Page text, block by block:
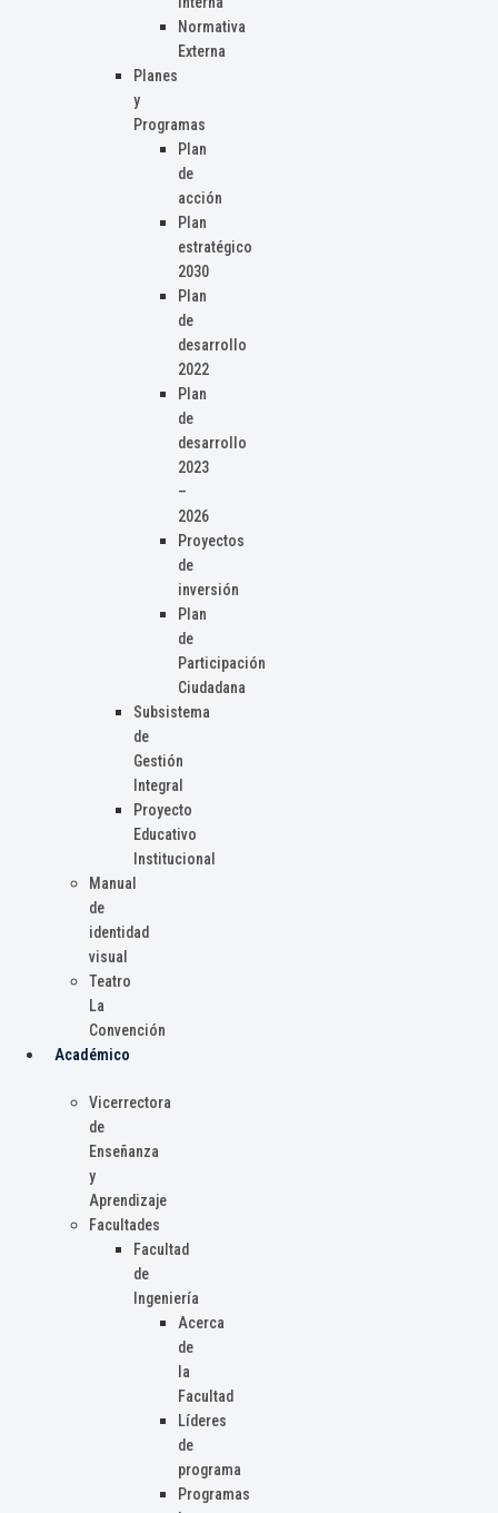
Normativa
Externa
Planes
y
Programas
Plan
de
acción
Plan
estratégico
2030
Plan
de
desarrollo
2022
Plan
de
desarrollo
2023
–
2026
Proyectos
de
inversión
Plan
de
Participación
Ciudadana
Subsistema
de
Gestión
Integral
Proyecto
Educativo
Institucional
Manual
de
identidad
visual
Teatro
La
Convención
Académico
Vicerrectora
de
Enseñanza
y
Aprendizaje
Facultades
Facultad
de
Ingeniería
Acerca
de
la
Facultad
Líderes
de
programa
Programas